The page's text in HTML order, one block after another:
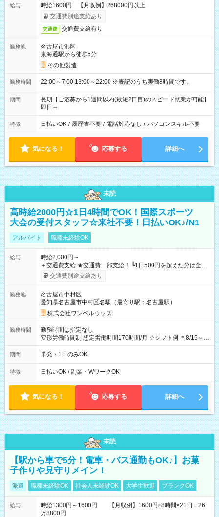
給与
時給1600円 【月収例】268000円以上
交通費別途支給あり
交通費 交通費支給有り
勤務地
名古屋市港区
東海通駅から徒歩5分
その他製造
勤務時間 22:00～7:00 13:00～22:00 ※表記のうち実働8時間です。
期間
長期【ご応募から1週間以内(最短2日目)のスピード就業が可能】
即日～
特徴 日払いOK / 履歴書不要 / 電話対応なし / パソコンスキル不要
気になる！ 応募する 詳細へ
未読
高時給2000円☆1日4時間でOK！国際スポーツ
大会の受付スタッフ☆来社不要！日払いOK♪/N1
アルバイト 職種未経験OK
給与
時給2,000円～
＋交通費支給 ★交通費一部支給！ ┗1日500円を超えた分は全額
支給！ ※往復500円以内の方は自己負担となります ★日払い
OK！（規定あり） ┗働いたその日に現金GET♪ お仕事後はコン
期間なし
交通費別途支給あり
勤務地
名古屋市中村区
愛知県名古屋市中村区名駅（最寄り駅：名古屋駅）
株式会社ワンベルウッズ
勤務時間
勤務時間は指定なし
変形労働時間制 想定労働時間170時間/月 ☆シフト例 ＊8/15～
10/26 全日共通 08：00～12：00 17：00～21：00 ＊8/31
～9/19のみ下記シフトもあります！ 12：00～16：00 ＊9/6～
00
期間 単発・1日のみOK
特徴 日払いOK / 副業・WワークOK
気になる！ 応募する 詳細へ
未読
【駅から車で5分！電車・バス通勤もOK♪】お菓
子作りや見守りメイン！
派遣 職種未経験OK 社会人未経験OK 大学生歓迎 ブランクOK
給与
時給1300円～1600円 【月収例】1600円×8時間×21日＝26
万8800円